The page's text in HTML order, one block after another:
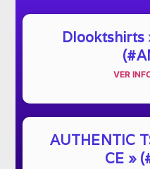
Dlooktshirts
VER
AUTHENTIC
CE »